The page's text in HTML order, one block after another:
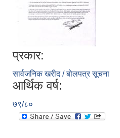
प्रकार:
सार्वजनिक खरीद / बोलपत्र सूचना
आर्थिक वर्ष:
७९/८०